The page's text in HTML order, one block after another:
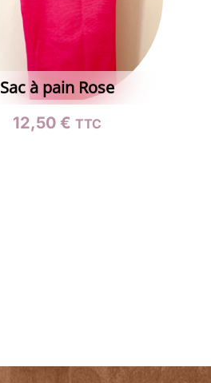
Sac à pain Rose
12,50 € TTC